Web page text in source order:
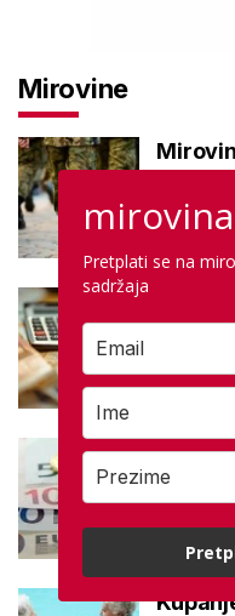
Mirovine
Važna
stupu:
Pretplati se na
sadržaja